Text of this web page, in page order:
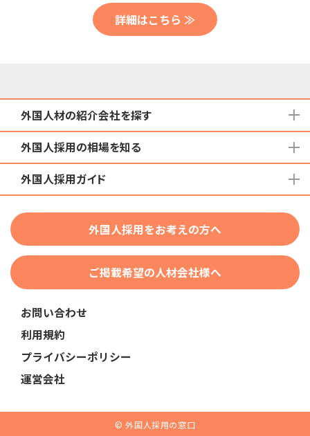
詳細はこちら ≫
外国人材の紹介会社を探す
地域から検索する
国籍から検索する
在留資格から検索する
団体種別から探す
業界・職種から検索する
外国人採用の相場を知る
育成就労外国人の受け入れ相場
技人国・高度人材の受け入れ相場
外国人採用ガイド
特定技能
技術・人文知識・国際業務
助成金
教育・研修
人事・労務
採用サービス・ツール
外国人採用をお考えの方へ
ご掲載希望の人材会社様へ
お問い合わせ
利用規約
プライバシーポリシー
運営会社
© 外国人採用の窓口